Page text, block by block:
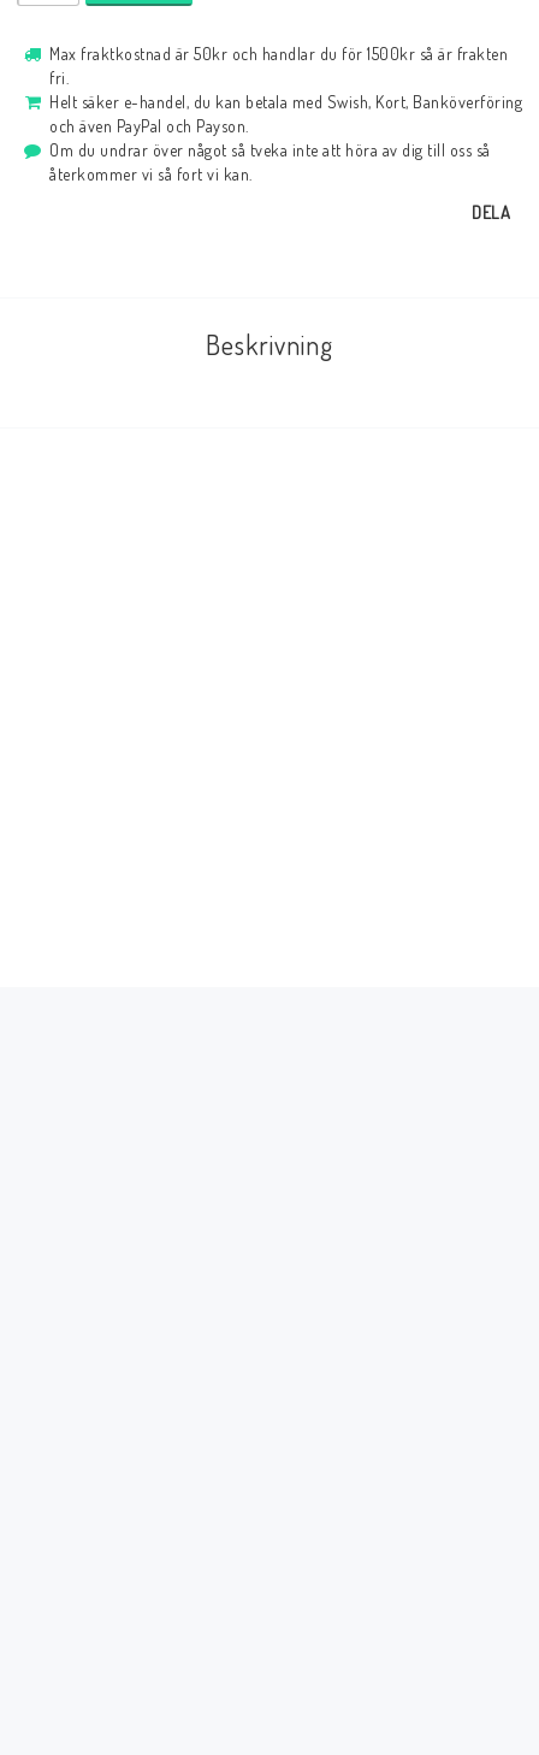
Max fraktkostnad är 50kr och handlar du för 1500kr så är frakten
fri.
Helt säker e-handel, du kan betala med Swish, Kort, Banköverföring
och även PayPal och Payson.
Om du undrar över något så tveka inte att höra av dig till oss så
återkommer vi så fort vi kan.
DELA
Beskrivning